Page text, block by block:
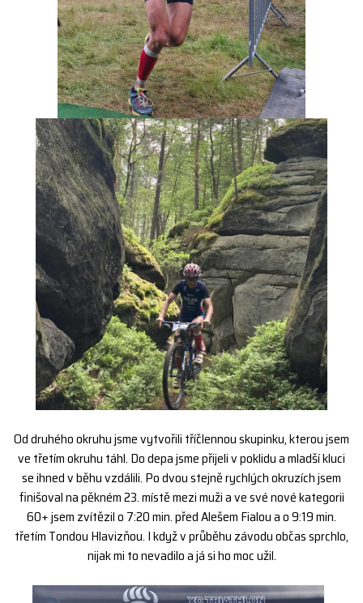
Od druhého okruhu jsme vytvořili tříčlennou skupinku, kterou jsem
ve třetím okruhu táhl. Do depa jsme přijeli v poklidu a mladší kluci
se ihned v běhu vzdálili. Po dvou stejně rychlých okruzích jsem
finišoval na pěkném 23. místě mezi muži a ve své nové kategorii
60+ jsem zvítězil o 7:20 min. před Alešem Fialou a o 9:19 min.
třetím Tondou Hlavizňou. I když v průběhu závodu občas sprchlo,
nijak mi to nevadilo a já si ho moc užil.